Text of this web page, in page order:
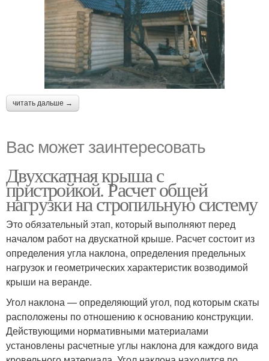
читать дальше →
Вас может заинтересовать
Двухскатная крыша с
пристройкой. Расчет общей
нагрузки на стропильную систему
Это обязательный этап, который выполняют перед
началом работ на двускатной крыше. Расчет состоит из
определения угла наклона, определения предельных
нагрузок и геометрических характеристик возводимой
крыши на веранде.
Угол наклона — определяющий угол, под которым скаты
расположены по отношению к основанию конструкции.
Действующими нормативными материалами
установлены расчетные углы наклона для каждого вида